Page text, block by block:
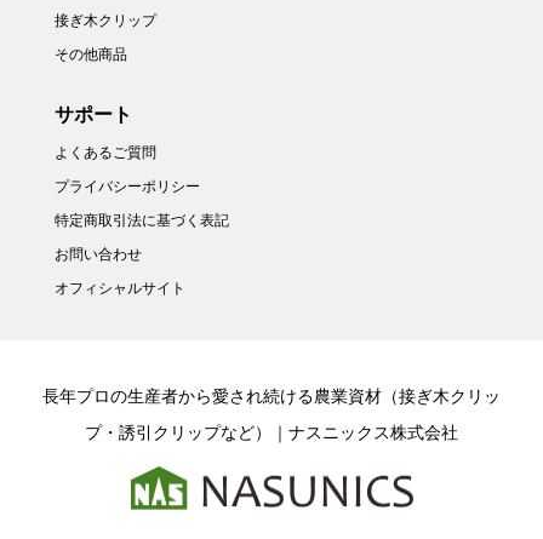
接ぎ木クリップ
その他商品
サポート
よくあるご質問
プライバシーポリシー
特定商取引法に基づく表記
お問い合わせ
オフィシャルサイト
長年プロの生産者から愛され続ける農業資材（接ぎ木クリッ
プ・誘引クリップなど）｜ナスニックス株式会社